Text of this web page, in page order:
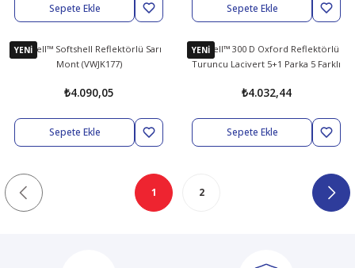
Sepete Ekle Sepete Ekle
YENİ
Vizwell™ Softshell Reflektörlü Sarı
Mont (VWJK177)
₺4.090,05
Sepete Ekle
YENİ
Vizwell™ 300 D Oxford Reflektörlü
Turuncu Lacivert 5+1 Parka 5 Farklı
₺4.032,44
Sepete Ekle
1 2